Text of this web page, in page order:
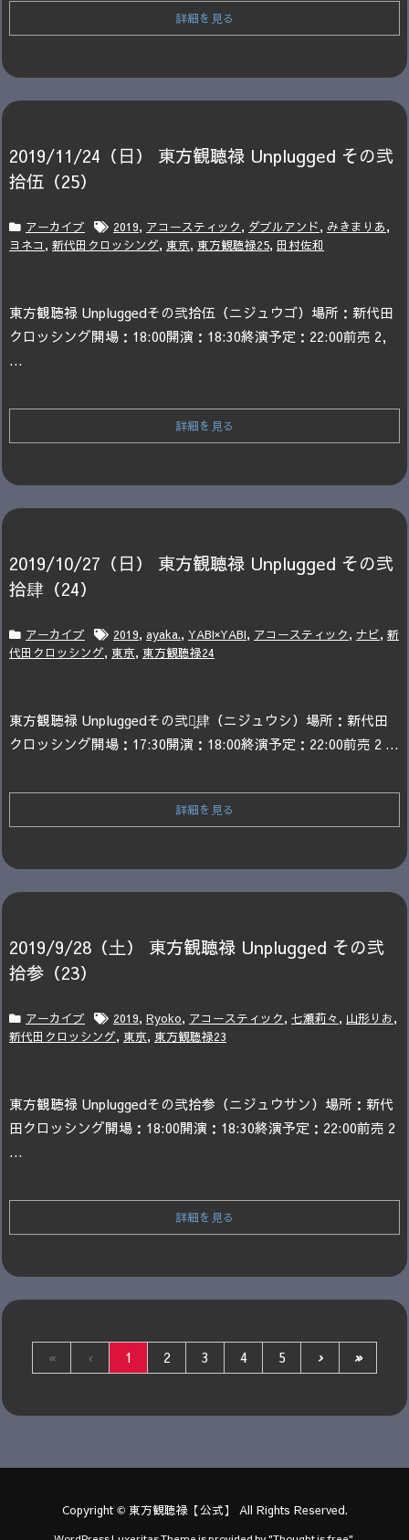
詳細を見る
2019/11/24（日） 東方観聴禄 Unplugged その弐
拾伍（25）
アーカイブ 2019, アコースティック, ダブルアンド, みきまりあ,
ヨネコ , 新代田クロッシング, 東京, 東方観聴禄25, 田村佐和
東方観聴禄 Unpluggedその弐拾伍（ニジュウゴ） 場所：新代田
クロッシング開場：18:00開演：18:30終演予定：22:00前売 2,
...
詳細を見る
2019/10/27（日） 東方観聴禄 Unplugged その弐
拾肆（24）
アーカイブ 2019, ayaka., YABI×YABI, アコースティック, ナビ, 新
代田クロッシング, 東京, 東方観聴禄24
東方観聴禄 Unpluggedその弐拾̪肆（ニジュウシ） 場所：新代田
クロッシング開場：17:30開演：18:00終演予定：22:00前売 2 ...
詳細を見る
2019/9/28（土） 東方観聴禄 Unplugged その弐
拾参（23）
アーカイブ 2019, Ryoko, アコースティック, 七瀬莉々 , 山形りお,
新代田クロッシング, 東京, 東方観聴禄23
東方観聴禄 Unpluggedその弐拾参（ニジュウサン） 場所：新代
田クロッシング開場：18:00開演：18:30終演予定：22:00前売 2
...
詳細を見る
« ‹ 1 2 3 4 5 › »
Copyright © 東方観聴禄【公式】 All Rights Reserved.